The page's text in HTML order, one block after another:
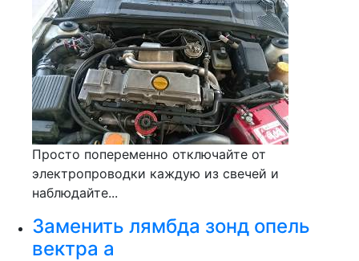
Просто попеременно отключайте от
электропроводки каждую из свечей и
наблюдайте...
Заменить лямбда зонд опель
вектра а